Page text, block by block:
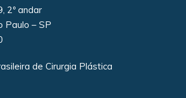
2º andar
Paulo – SP
de Cirurgia Plástica